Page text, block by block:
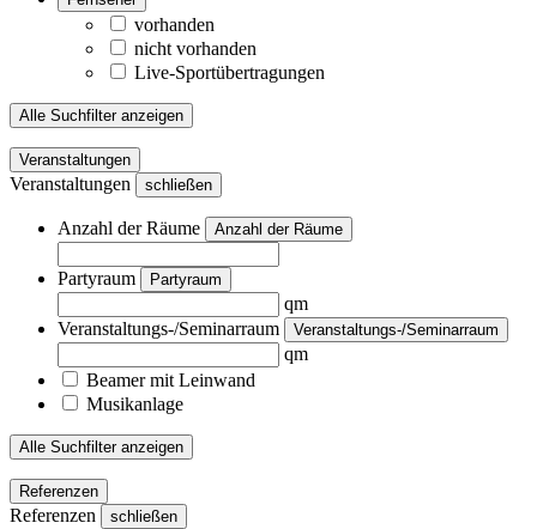
vorhanden
nicht vorhanden
Live-Sportübertragungen
Alle Suchfilter anzeigen
Veranstaltungen
Veranstaltungen schließen
Anzahl der Räume Anzahl der Räume
Partyraum Partyraum
qm
Veranstaltungs-/Seminarraum
Veranstaltungs-/Seminarraum
qm
Beamer mit Leinwand
Musikanlage
Alle Suchfilter anzeigen
Referenzen
Referenzen schließen